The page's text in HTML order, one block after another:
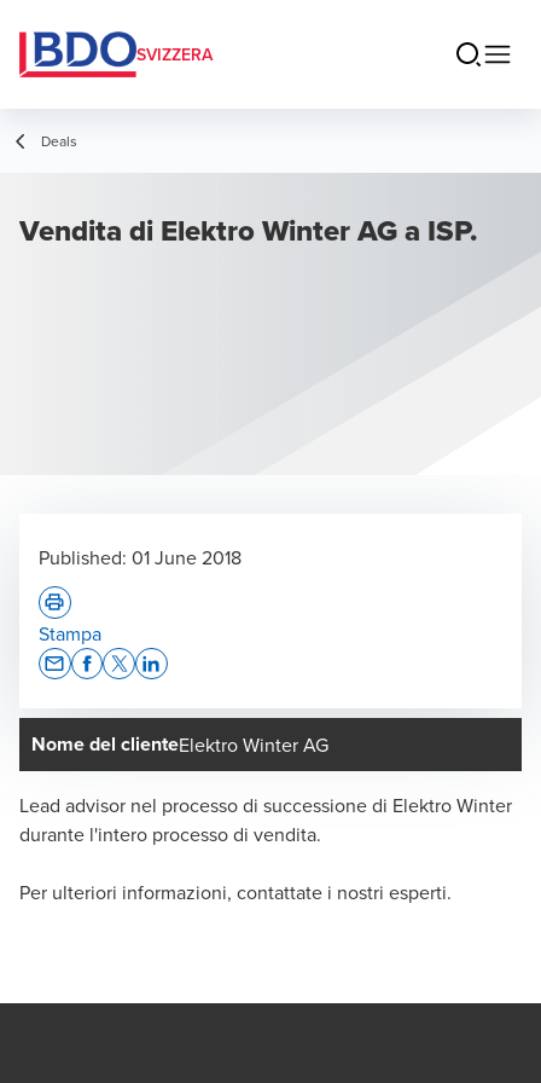
SVIZZERA
Deals
Vendita di Elektro Winter AG a ISP.
Nome del clienteElektro Winter AG
Lead advisor nel processo di successione di Elektro Winter
durante l'intero processo di vendita.
Per ulteriori informazioni, contattate i nostri esperti.
Published: 01 June 2018
Stampa